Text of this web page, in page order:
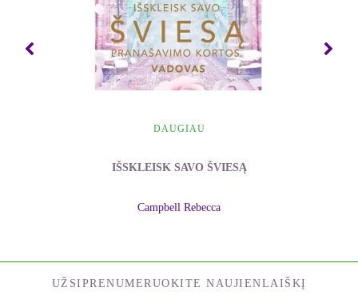
DAUGIAU
IŠSKLEISK SAVO ŠVIESĄ
Campbell Rebecca
UŽSIPRENUMERUOKITE NAUJIENLAIŠKĮ